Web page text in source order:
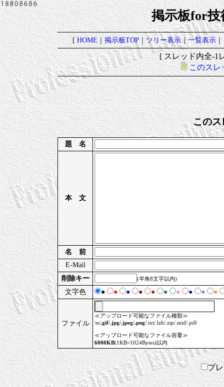
掲示板for技
[HOME｜掲示板TOP｜ツリー表示｜一覧表示｜
[ スレッド内全-
このスレ
このス
題 名
本 文
名 前
E-Mail
削除キー
(半角8文字以内)
文字色 ● ● ● ● ● ● ● ● ● ●
ファイル
≪アップロード可能なファイル種類≫
\n/.gif/.jpg/.jpeg/.png/.txt/.lzh/.zip/.mid/.pdf
≪アップロード可能なファイル容量≫
6000KB(1KB=1024Bytes)以内
プ